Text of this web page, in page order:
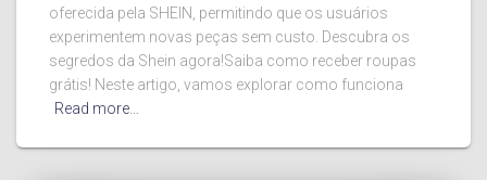
oferecida pela SHEIN, permitindo que os usuários
experimentem novas peças sem custo. Descubra os
segredos da Shein agora!Saiba como receber roupas
grátis! Neste artigo, vamos explorar como funciona
Read more…